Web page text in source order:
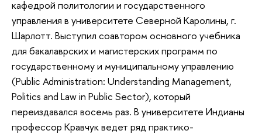
кафедрой политологии и государственного
управления в университете Северной Каролины, г.
Шарлотт. Выступил соавтором основного учебника
для бакалаврских и магистерских программ по
государственному и муниципальному управлению
(Public Administration: Understanding Management,
Politics and Law in Public Sector), который
переиздавался восемь раз. В университете Индианы
профессор Кравчук ведет ряд практико-